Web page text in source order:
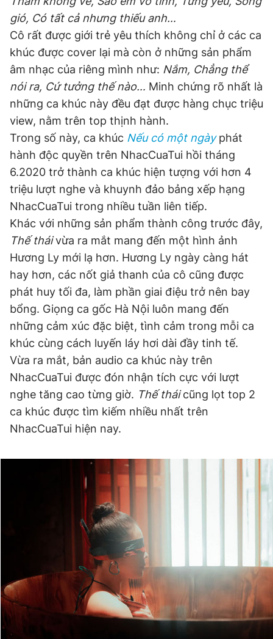
gió, Có tất cả nhưng thiếu anh…
Cô rất được giới trẻ yêu thích không chỉ ở các ca
khúc được cover lại mà còn ở những sản phẩm
âm nhạc của riêng mình như: Nắm, Chẳng thể
nói ra, Cứ tưởng thế nào… Minh chứng rõ nhất là
những ca khúc này đều đạt được hàng chục triệu
view, nằm trên top thịnh hành.
Trong số này, ca khúc Nếu có một ngàyphát
hành độc quyền trên NhacCuaTui hồi tháng
6.2020 trở thành ca khúc hiện tượng với hơn 4
triệu lượt nghe và khuynh đảo bảng xếp hạng
NhacCuaTui trong nhiều tuần liên tiếp.
Khác với những sản phẩm thành công trước đây,
Thế tháivừa ra mắt mang đến một hình ảnh
Hương Ly mới lạ hơn. Hương Ly ngày càng hát
hay hơn, các nốt giả thanh của cô cũng được
phát huy tối đa, làm phần giai điệu trở nên bay
bổng. Giọng ca gốc Hà Nội luôn mang đến
những cảm xúc đặc biệt, tình cảm trong mỗi ca
khúc cùng cách luyến láy hơi dài đầy tinh tế.
Vừa ra mắt, bản audio ca khúc này trên
NhacCuaTui được đón nhận tích cực với lượt
nghe tăng cao từng giờ. Thế tháicũng lọt top 2
ca khúc được tìm kiếm nhiều nhất trên
NhacCuaTui hiện nay.